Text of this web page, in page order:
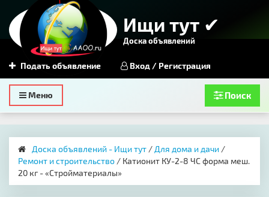
Ищи тут ✔
Доска объявлений
Подать объявление Вход / Регистрация
Toggle
navigation
Меню Поиск
Доска объявлений - Ищи тут / Для дома и дачи /
Ремонт и строительство / Катионит КУ-2-8 ЧС форма меш.
20 кг - «Стройматериалы»